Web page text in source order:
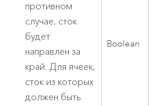
противном
случае, сток
будет
направлен за
край. Для ячеек,
сток из которых
должен быть
Boolean